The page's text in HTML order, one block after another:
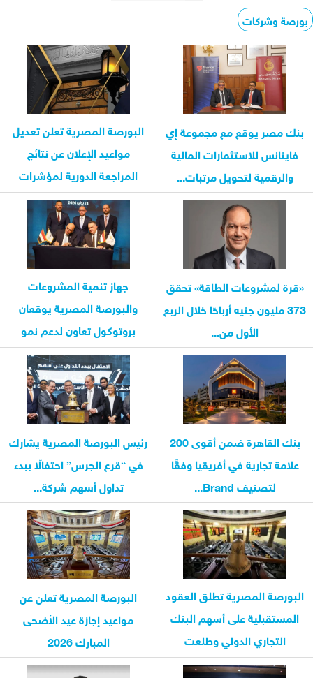
بورصة وشركات
بنك مصر يوقع مع مجموعة إي
فاينانس للاستثمارات المالية
والرقمية لتحويل مرتبات...
البورصة المصرية تعلن تعديل
مواعيد الإعلان عن نتائج
المراجعة الدورية لمؤشرات
السوق...
«قرة لمشروعات الطاقة» تحقق
373 مليون جنيه أرباحًا خلال الربع
الأول من...
جهاز تنمية المشروعات
والبورصة المصرية يوقعان
بروتوكول تعاون لدعم نمو
الشركات الصغيرة...
بنك القاهرة ضمن أقوى 200
علامة تجارية في أفريقيا وفقًا
لتصنيف Brand...
رئيس البورصة المصرية يشارك
في “قرع الجرس” احتفالًا ببدء
تداول أسهم شركة...
البورصة المصرية تطلق العقود
المستقبلية على أسهم البنك
التجاري الدولي وطلعت
مصطفى...
البورصة المصرية تعلن عن
مواعيد إجازة عيد الأضحى
المبارك 2026